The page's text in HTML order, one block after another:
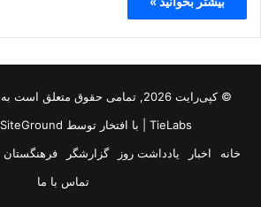
© کپی‌رایت 2026, تمامی حقوق متعلق است به |
TieLabs | با افتخار توسط SiteGround
خانه
اخبار یادداشت روز گزارشگر فرهنگستان
تماس با ما